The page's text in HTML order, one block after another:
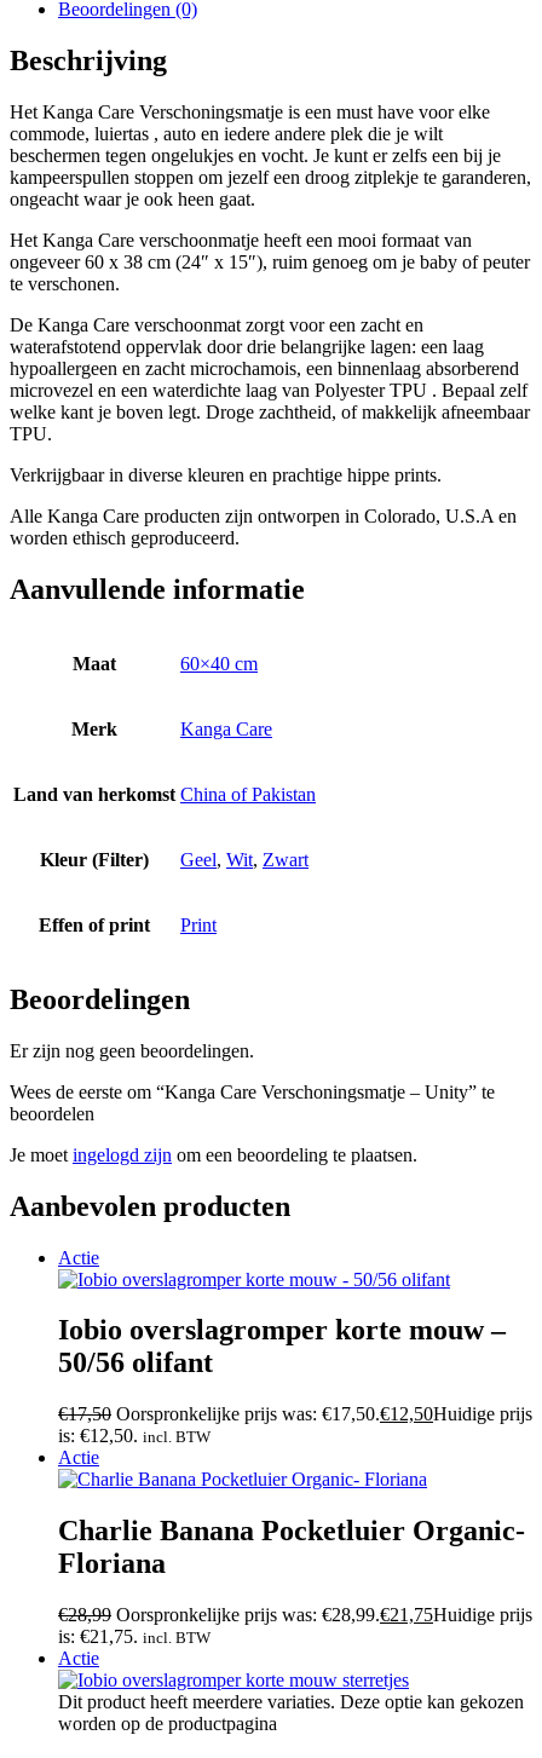
Beoordelingen (0)
Beschrijving
Het Kanga Care Verschoningsmatje is een must have voor elke
commode, luiertas , auto en iedere andere plek die je wilt
beschermen tegen ongelukjes en vocht. Je kunt er zelfs een bij je
kampeerspullen stoppen om jezelf een droog zitplekje te garanderen,
ongeacht waar je ook heen gaat.
Het Kanga Care verschoonmatje heeft een mooi formaat van
ongeveer 60 x 38 cm (24″ x 15″), ruim genoeg om je baby of peuter
te verschonen.
De Kanga Care verschoonmat zorgt voor een zacht en
waterafstotend oppervlak door drie belangrijke lagen: een laag
hypoallergeen en zacht microchamois, een binnenlaag absorberend
microvezel en een waterdichte laag van Polyester TPU . Bepaal zelf
welke kant je boven legt. Droge zachtheid, of makkelijk afneembaar
TPU.
Verkrijgbaar in diverse kleuren en prachtige hippe prints.
Alle Kanga Care producten zijn ontworpen in Colorado, U.S.A en
worden ethisch geproduceerd.
Aanvullende informatie
Maat 60×40 cm
Merk Kanga Care
Land van herkomst China of Pakistan
Kleur (Filter) Geel, Wit, Zwart
Effen of print Print
Beoordelingen
Er zijn nog geen beoordelingen.
Wees de eerste om “Kanga Care Verschoningsmatje – Unity” te
beoordelen
Je moet ingelogd zijn om een beoordeling te plaatsen.
Aanbevolen producten
Actie
Iobio overslagromper korte mouw –
50/56 olifant
€17,50 Oorspronkelijke prijs was: €17,50.€12,50Huidige prijs
is: €12,50. incl. BTW
Actie
Charlie Banana Pocketluier Organic-
Floriana
€28,99 Oorspronkelijke prijs was: €28,99.€21,75Huidige prijs
is: €21,75. incl. BTW
Actie
Dit product heeft meerdere variaties. Deze optie kan gekozen
worden op de productpagina